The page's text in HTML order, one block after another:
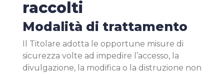
raccolti
Modalità di trattamento
Il Titolare adotta le opportune misure di
sicurezza volte ad impedire l’accesso, la
divulgazione, la modifica o la distruzione non